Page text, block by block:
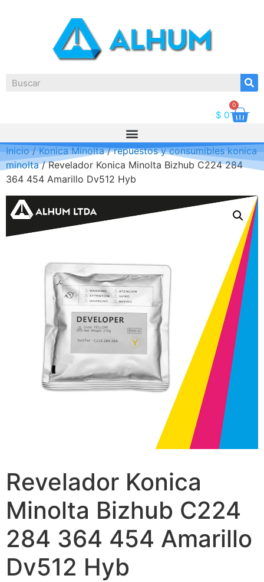
$ 0
0
Inicio/Konica Minolta/repuestos y consumibles konica
minolta/ Revelador Konica Minolta Bizhub C224 284
364 454 Amarillo Dv512 Hyb
Revelador Konica
Minolta Bizhub C224
284 364 454 Amarillo
Dv512 Hyb